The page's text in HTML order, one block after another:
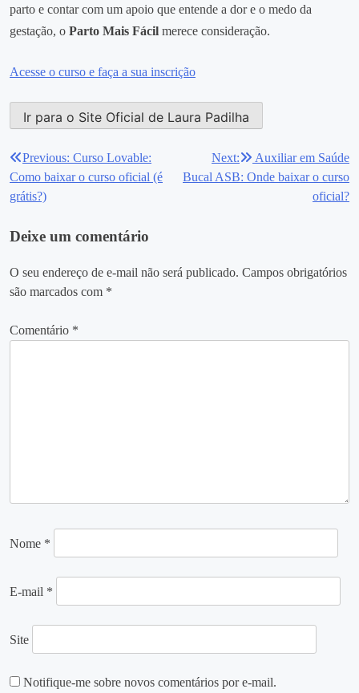
parto e contar com um apoio que entende a dor e o medo da
gestação, o Parto Mais Fácil merece consideração.
Acesse o curso e faça a sua inscrição
Ir para o Site Oficial de Laura Padilha
Navegação
de
Previous: Curso Lovable:
Como baixar o curso oficial (é
grátis?)
Next:
Auxiliar em Saúde
Bucal ASB: Onde baixar o curso
oficial?
Deixe um comentário
O seu endereço de e-mail não será publicado. Campos obrigatórios
são marcados com *
Comentário *
Nome *
E-mail *
Site
Notifique-me sobre novos comentários por e-mail.